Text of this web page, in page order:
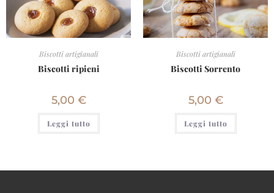
Biscotti artigianali
Biscotti ripieni
5,00 €
Leggi tutto
Biscotti artigianali
Biscotti Sorrento
5,00 €
Leggi tutto